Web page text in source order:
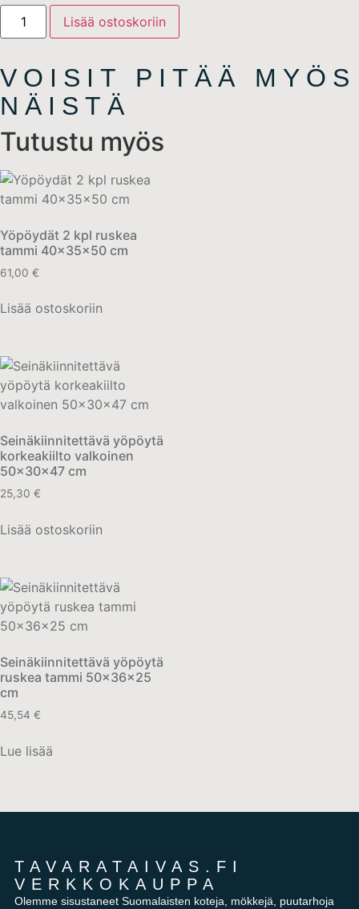
Lisää ostoskoriin
VOISIT PITÄÄ MYÖS
NÄISTÄ
Tutustu myös
Yöpöydät 2 kpl ruskea
tammi 40x35x50 cm
61,00 €
Lisää ostoskoriin
Seinäkiinnitettävä yöpöytä
korkeakiilto valkoinen
50x30x47 cm
25,30 €
Lisää ostoskoriin
Seinäkiinnitettävä yöpöytä
ruskea tammi 50x36x25
cm
45,54 €
Lue lisää
TAVARATAIVAS.FI
VERKKOKAUPPA
Olemme sisustaneet Suomalaisten koteja, mökkejä, puutarhoja